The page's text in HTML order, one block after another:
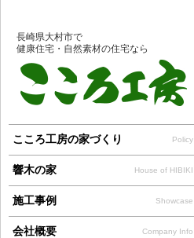
長崎県大村市で
健康住宅・自然素材の住宅なら
こころ工房の家づくり Policy
響木の家 House of HIBIKI
施工事例 Showcase
会社概要 Company Info